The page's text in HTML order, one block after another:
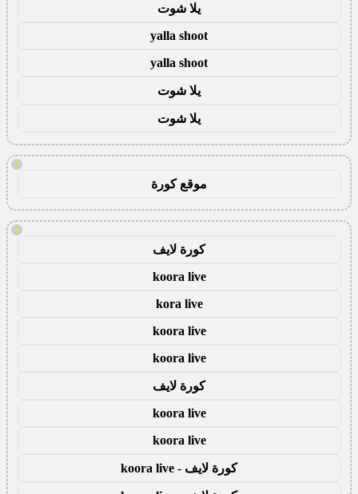
يلا شوت
yalla shoot
yalla shoot
يلا شوت
يلا شوت
!
موقع كورة
!
كورة لايف
koora live
kora live
koora live
koora live
كورة لايف
koora live
koora live
كورة لايف - koora live